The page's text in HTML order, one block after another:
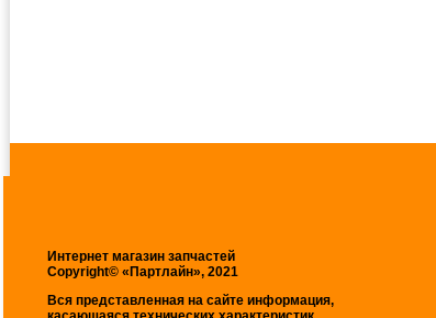
Интернет магазин запчастей
Copyright© «Партлайн», 2021
Вся представленная на сайте информация,